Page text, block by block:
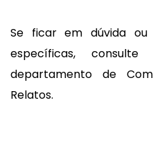
Se ficar em dúvida ou
específicas,
departamento de
Relatos.